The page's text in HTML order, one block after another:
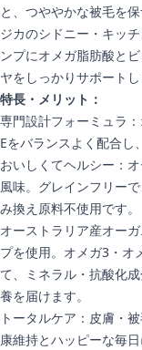
と、つややかな被毛を
ジカのシドニー・キッ
ンプにオメガ脂肪酸と
ヤをしっかりサポートし
特長・メリット：
専門設計フォーミュラ
Eをバランスよく配合し
おいしくてヘルシー：
風味。グレインフリー
み換え原料不使用です。
オーストラリア産オー
プを使用。オメガ3・オ
て、ミネラル・抗酸化
養を届けます。
トータルケア：皮膚・
康維持とハッピーな毎日